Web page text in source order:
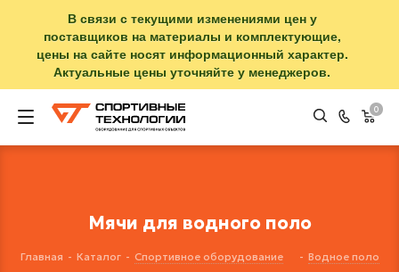
В связи с текущими изменениями цен у
поставщиков на материалы и комплектующие,
цены на сайте носят информационный характер.
Актуальные цены уточняйте у менеджеров.
0
Мячи для водного поло
Главная - Каталог - Спортивное оборудование - Водное поло